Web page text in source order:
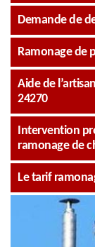
Demande de
Ramonage de
Aide de
24270
Intervention
ramonage de
Le tarif